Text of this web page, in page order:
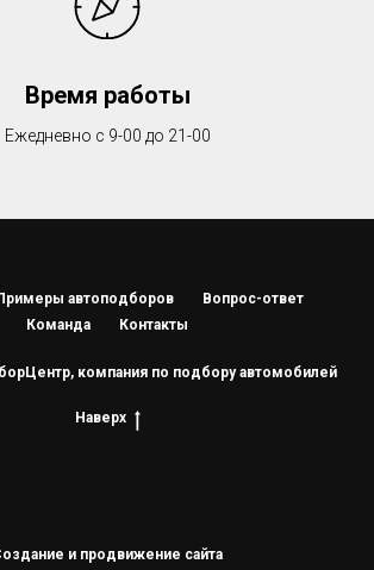
Время работы
Ежедневно с 9-00 до 21-00
автоподборов
Вопрос-ответ
Команда
Контакты
компания по подбору автомобилей
Наверх
и продвижение сайта